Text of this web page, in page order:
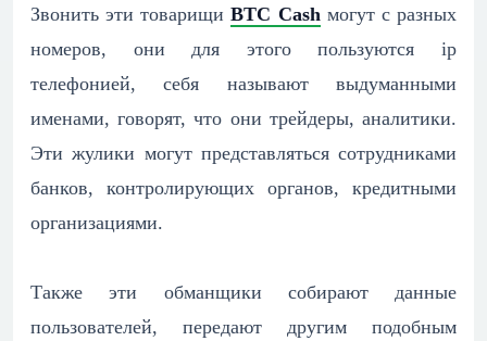
Звонить эти товарищи BTC Cash могут с разных
номеров, они для этого пользуются ip
телефонией, себя называют выдуманными
именами, говорят, что они трейдеры, аналитики.
Эти жулики могут представляться сотрудниками
банков, контролирующих органов, кредитными
организациями.
Также эти обманщики собирают данные
пользователей, передают другим подобным